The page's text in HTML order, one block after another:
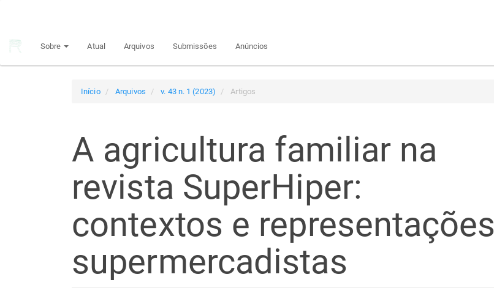
principal
Sobre Atual Arquivos Submissões Anúncios
Início Arquivos v. 43 n. 1 (2023) Artigos
A agricultura familiar na
revista SuperHiper:
contextos e representações
supermercadistas